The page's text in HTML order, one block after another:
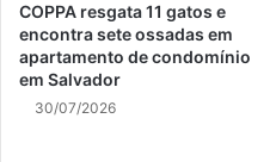
COPPA resgata 11 gatos e
encontra sete ossadas em
apartamento de condomínio
em Salvador
30/07/2026